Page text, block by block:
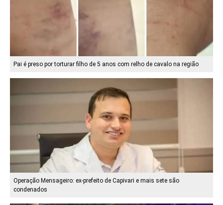
Pai é preso por torturar filho de 5 anos com relho de cavalo na região
Operação Mensageiro: ex-prefeito de Capivari e mais sete são
condenados